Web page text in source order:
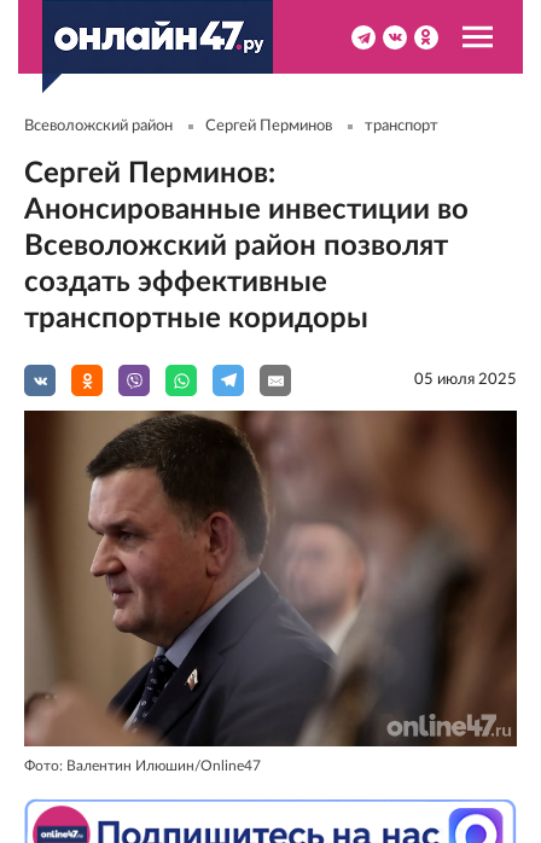
Всеволожский район Сергей Перминов транспорт
Сергей Перминов:
Анонсированные инвестиции во
Всеволожский район позволят
создать эффективные
транспортные коридоры
05 июля 2025
Фото: Валентин Илюшин/Online47